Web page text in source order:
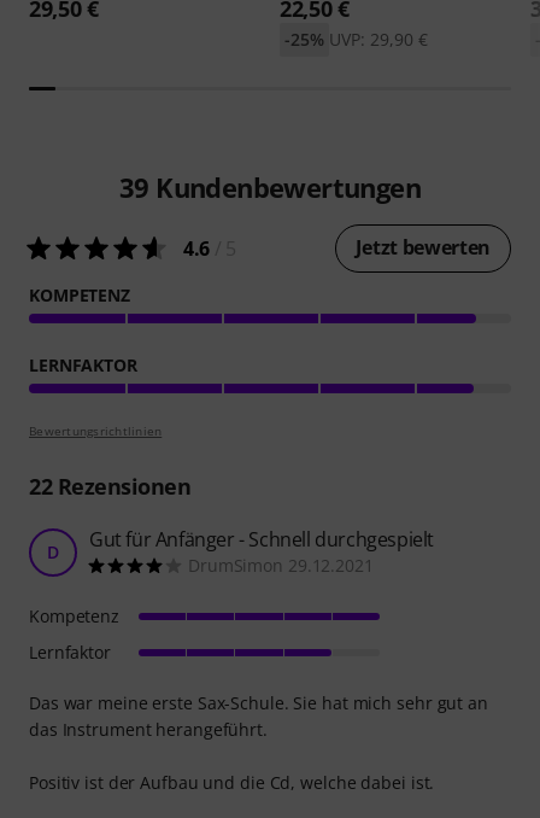
29,50 € 22,50 €
UVP: 29,90 €
-25%
39 Kundenbewertungen
4.6 Jetzt bewerten
KOMPETENZ
LERNFAKTOR
Bewertungsrichtlinien
22Rezensionen
D Gut für Anfänger - Schnell durchgespielt
DrumSimon 29.12.2021
Das war meine erste Sax-Schule. Sie hat mich sehr gut an
das Instrument herangeführt.
Positiv ist der Aufbau und die Cd, welche dabei ist.
Kompetenz
Lernfaktor